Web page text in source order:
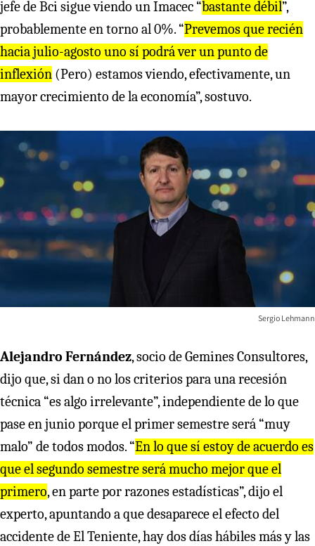
jefe de Bci sigue viendo un Imacec “bastante débil”,
probablemente en torno al 0%. “Prevemos que recién
hacia julio-agosto uno sí podrá ver un punto de
inflexión (Pero) estamos viendo, efectivamente, un
mayor crecimiento de la economía”, sostuvo.
Sergio Lehmann
Alejandro Fernández, socio de Gemines Consultores,
dijo que, si dan o no los criterios para una recesión
técnica “es algo irrelevante”, independiente de lo que
pase en junio porque el primer semestre será “muy
malo” de todos modos. “En lo que sí estoy de acuerdo es
que el segundo semestre será mucho mejor que el
primero, en parte por razones estadísticas”, dijo el
experto, apuntando a que desaparece el efecto del
accidente de El Teniente, hay dos días hábiles más y las